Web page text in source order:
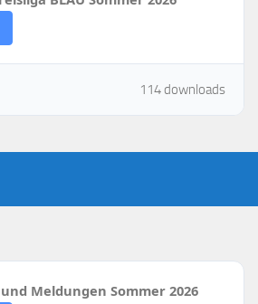
114 downloads
Meldungen Sommer 2026